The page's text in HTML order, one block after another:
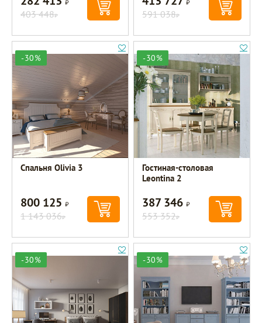
403 448Р 591 038Р
-30%
Спальня Olivia 3
800 125Р
1 143 036Р
-30%
Гостиная-столовая
Leontina 2
387 346Р
553 352Р
-30% -30%